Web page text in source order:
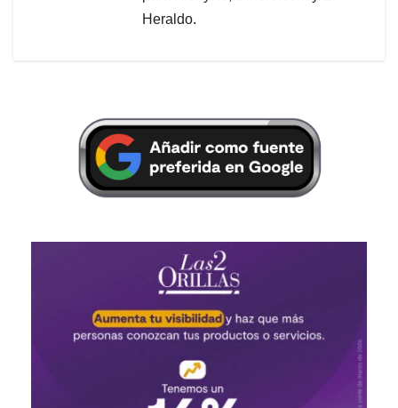
Heraldo.